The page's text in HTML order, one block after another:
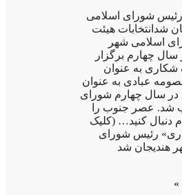
شورای اسلامی
شدانتخابات هیئت
اسلامی شهر
سال چهارم برگزار
به عنوان
عبادی به عنوان
در سال چهارم شورای
شد. عصر جنوب را
دنبال کنید… (کلیک
رئیس شورای
هندیجان شد